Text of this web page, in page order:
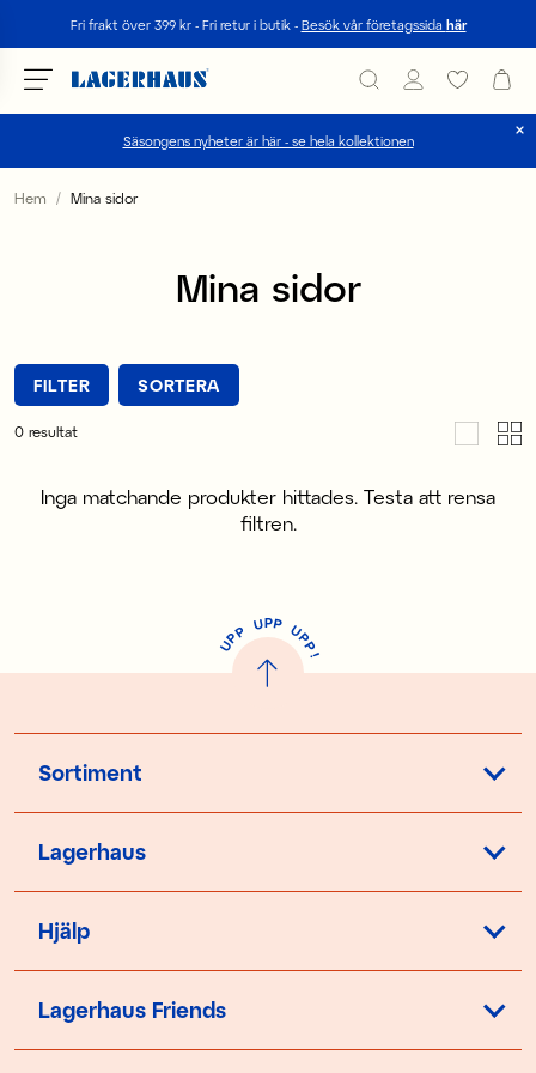
Fri frakt över 399 kr - Fri retur i butik - Besök vår företagssida här
Säsongens nyheter är här - se hela kollektionen
Välj språk / valuta
SE / SEK
Hem Mina sidor
Mina sidor
FILTER SORTERA
0 resultat
Inga matchande produkter hittades. Testa att rensa
filtren.
U
P
P UPP UP
P
!
Sortiment
Lagerhaus
Hjälp
Lagerhaus Friends